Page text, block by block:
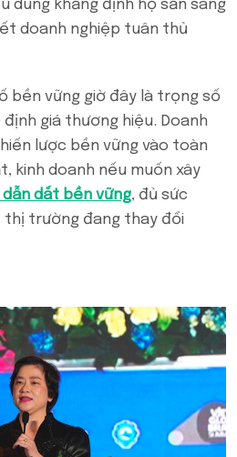
dùng khẳng định họ sẵn sàng
doanh nghiệp tuân thủ
bền vững giờ đây là trọng số
giá thương hiệu. Doanh
lược bền vững vào toàn
kinh doanh nếu muốn xây
dắt bền vững, đủ sức
trường đang thay đổi